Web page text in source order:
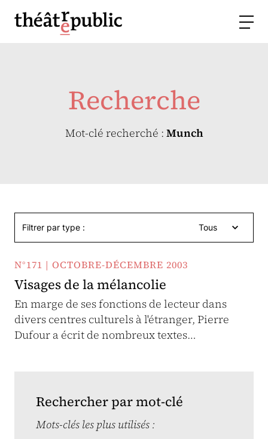
Recherche
Mot-clé recherché : Munch
Filtrer par type : Tous
N°171 | OCTOBRE-DÉCEMBRE 2003
Visages de la mélancolie
En marge de ses fonctions de lecteur dans
divers centres culturels à l'étranger, Pierre
Dufour a écrit de nombreux textes…
Rechercher par mot-clé
Mots-clés les plus utilisés :